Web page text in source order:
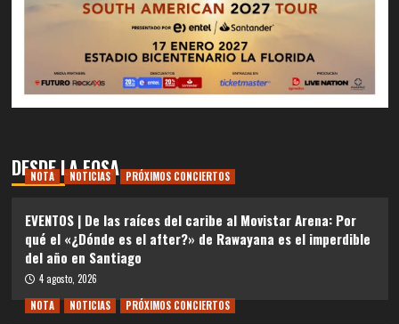
DESDE LA FOSA
NOTA NOTICIAS PRÓXIMOS CONCIERTOS
EVENTOS | De las raíces del caribe al Movistar Arena: Por
qué el «¿Dónde es el after?» de Rawayana es el imperdible
del año en Santiago
4 agosto, 2026
NOTA
NOTICIAS PRÓXIMOS CONCIERTOS